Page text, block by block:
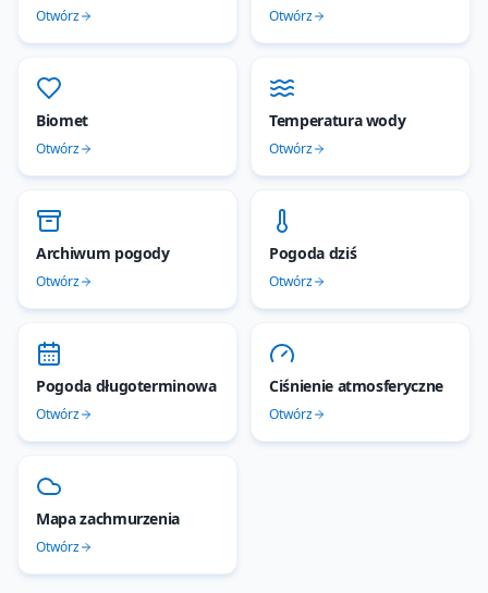
Otwórz Otwórz
Biomet
Otwórz
Temperatura wody
Otwórz
Archiwum pogody
Otwórz
Pogoda dziś
Otwórz
Pogoda długoterminowa
Otwórz
Ciśnienie atmosferyczne
Otwórz
Mapa zachmurzenia
Otwórz